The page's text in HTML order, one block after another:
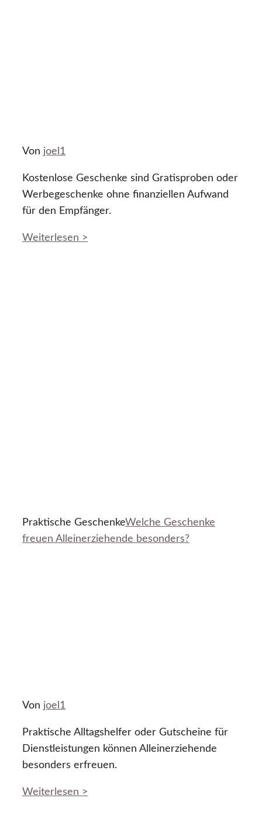
Von joel1
Kostenlose Geschenke sind Gratisproben oder
Werbegeschenke ohne finanziellen Aufwand
für den Empfänger.
Weiterlesen >
Praktische GeschenkeWelche Geschenke
freuen Alleinerziehende besonders?
Von joel1
Praktische Alltagshelfer oder Gutscheine für
Dienstleistungen können Alleinerziehende
besonders erfreuen.
Weiterlesen >